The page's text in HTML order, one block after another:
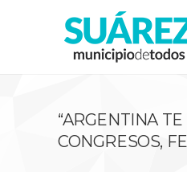
“ARGENTINA
CONGRESOS,